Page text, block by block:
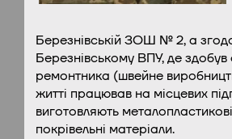
Березнівській ЗОШ № 2, а
Березнівському ВПУ, де
ремонтника (швейне
житті працював на місцевих
виготовляють
покрівельні матеріали.